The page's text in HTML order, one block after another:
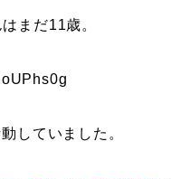
まだ11歳。
していました。